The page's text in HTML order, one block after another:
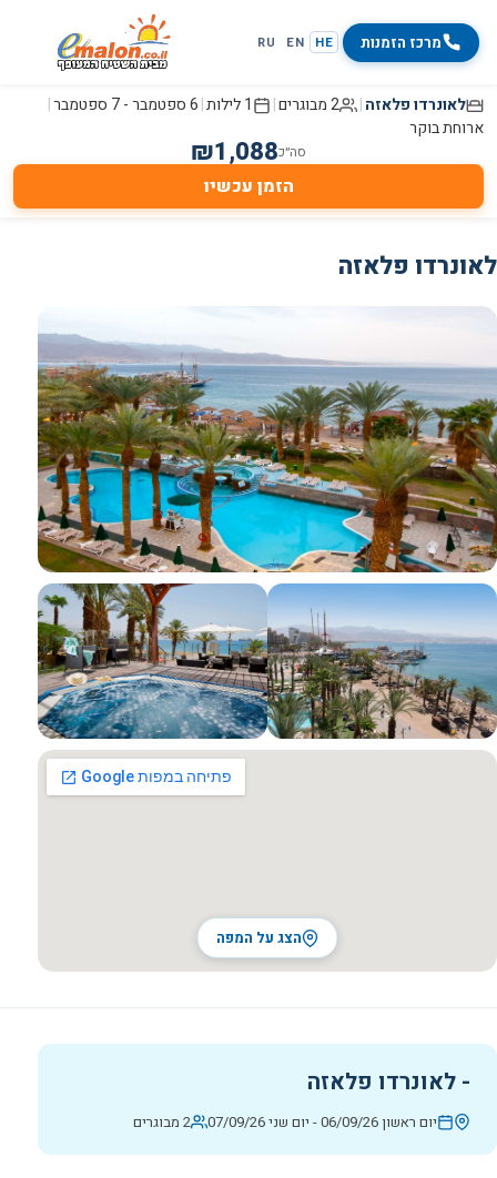
מרכז הזמנות HE
EN
RU
לאונרדו פלאזה| 2 מבוגרים | 1 לילות |6 ספטמבר -7 ספטמבר
|
ארוחת בוקר
סה״כ ₪1,088
הזמן עכשיו
לאונרדו פלאזה
כל התמונות
הצג על המפה
- לאונרדו פלאזה
יום ראשון 06/09/26 - יום שני 07/09/26 2 מבוגרים